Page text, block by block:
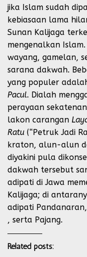
jika Islam sudah
kebiasaan lama
Sunan Kalijaga
mengenalkan
wayang, gamelan,
sarana dakwah.
yang populer
Pacul. Dialah
perayaan
lakon carangan
Ratu (“Petruk Jadi
kraton, alun-alun
diyakini pula
dakwah tersebut
adipati di Jawa
Kalijaga; di
adipati
, serta Pajang.
Related posts: